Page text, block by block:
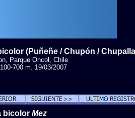
(Puñeñe / Chupón /
Parque Oncol, Chile
700 m. 19/03/2007
bicolor Mez